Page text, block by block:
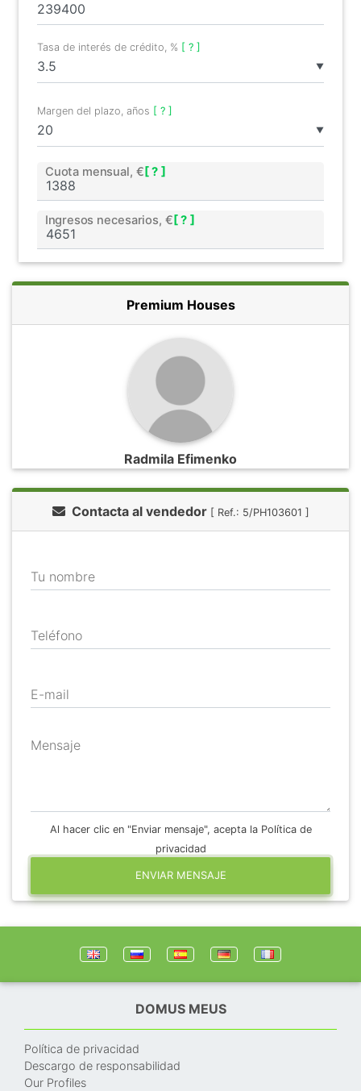
▼
Tasa de interés de crédito, % [ ? ]
▼
Margen del plazo, años [ ? ]
Cuota mensual, € [ ? ]
Ingresos necesarios, € [ ? ]
Premium Houses
Radmila Efimenko
Contacta al vendedor [ Ref.: 5/PH103601 ]
Tu nombre
Teléfono
E-mail
Mensaje
Al hacer clic en "Enviar mensaje", acepta la Política de
privacidad
ENVIAR MENSAJE
DOMUS MEUS
Política de privacidad
Descargo de responsabilidad
Our Profiles